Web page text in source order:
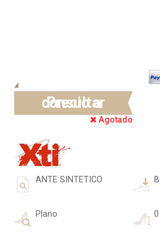
Precio a consultar
Agotado
ANTE SINTETICO
Plano